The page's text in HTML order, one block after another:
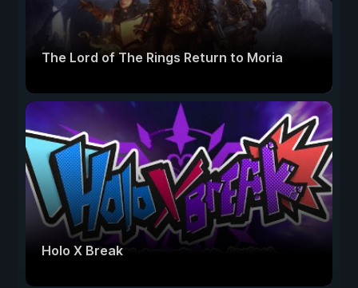
The Lord of The Rings Return to Moria
Holo X Break